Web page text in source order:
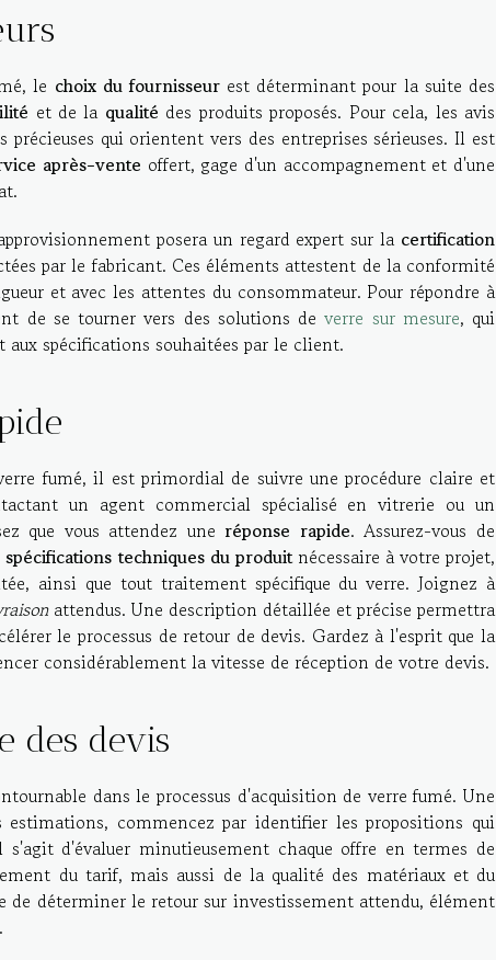
le choix du fournisseurest déterminant pour la suite des
et de la qualité des produits proposés. Pour cela, les avis
qui orientent vers des entreprises sérieuses. Il est
après-vente offert, gage d'un accompagnement et d'une
posera un regard expert sur la certification
par le fabricant. Ces éléments attestent de la conformité
et avec les attentes du consommateur. Pour répondre à
de se tourner vers des solutions deverre sur mesure, qui
spécifications souhaitées par le client.
fumé, il est primordial de suivre une procédure claire et
un agent commercial spécialisé en vitrerie ou un
que vous attendez une réponse rapide. Assurez-vous de
spécifications techniques du produitnécessaire à votre projet,
ainsi que tout traitement spécifique du verre. Joignez à
attendus. Une description détaillée et précise permettra
le processus de retour de devis. Gardez à l'esprit que la
considérablement la vitesse de réception de votre devis.
des devis
dans le processus d'acquisition de verre fumé. Une
commencez par identifier les propositions qui
d'évaluer minutieusement chaque offre en termes de
du tarif, mais aussi de la qualité des matériaux et du
de déterminer le retour sur investissement attendu, élément